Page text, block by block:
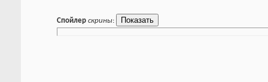
Спойлер скрины: